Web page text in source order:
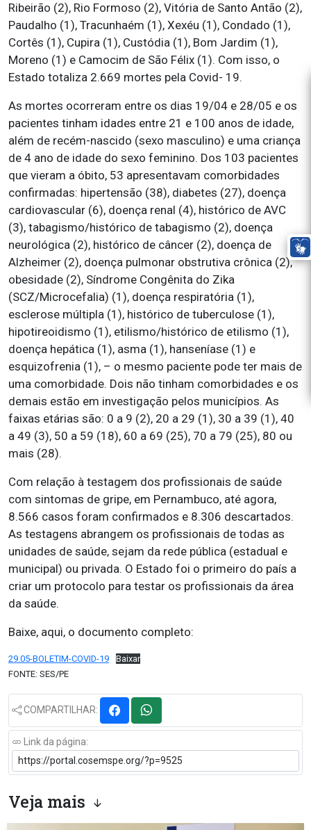
Ribeirão (2), Rio Formoso (2), Vitória de Santo Antão (2),
Paudalho (1), Tracunhaém (1), Xexéu (1), Condado (1),
Cortês (1), Cupira (1), Custódia (1), Bom Jardim (1),
Moreno (1) e Camocim de São Félix (1). Com isso, o
Estado totaliza 2.669 mortes pela Covid- 19.
As mortes ocorreram entre os dias 19/04 e 28/05 e os
pacientes tinham idades entre 21 e 100 anos de idade,
além de recém-nascido (sexo masculino) e uma criança
de 4 ano de idade do sexo feminino. Dos 103 pacientes
que vieram a óbito, 53 apresentavam comorbidades
confirmadas: hipertensão (38), diabetes (27), doença
cardiovascular (6), doença renal (4), histórico de AVC
(3), tabagismo/histórico de tabagismo (2), doença
neurológica (2), histórico de câncer (2), doença de
Alzheimer (2), doença pulmonar obstrutiva crônica (2),
obesidade (2), Síndrome Congênita do Zika
(SCZ/Microcefalia) (1), doença respiratória (1),
esclerose múltipla (1), histórico de tuberculose (1),
hipotireoidismo (1), etilismo/histórico de etilismo (1),
doença hepática (1), asma (1), hanseníase (1) e
esquizofrenia (1), – o mesmo paciente pode ter mais de
uma comorbidade. Dois não tinham comorbidades e os
demais estão em investigação pelos municípios. As
faixas etárias são: 0 a 9 (2), 20 a 29 (1), 30 a 39 (1), 40
a 49 (3), 50 a 59 (18), 60 a 69 (25), 70 a 79 (25), 80 ou
mais (28).
Com relação à testagem dos profissionais de saúde
com sintomas de gripe, em Pernambuco, até agora,
8.566 casos foram confirmados e 8.306 descartados.
As testagens abrangem os profissionais de todas as
unidades de saúde, sejam da rede pública (estadual e
municipal) ou privada. O Estado foi o primeiro do país a
criar um protocolo para testar os profissionais da área
da saúde.
Baixe, aqui, o documento completo:
29.05-BOLETIM-COVID-19
Baixar
FONTE: SES/PE
COMPARTILHAR:
Link da página:
Veja mais